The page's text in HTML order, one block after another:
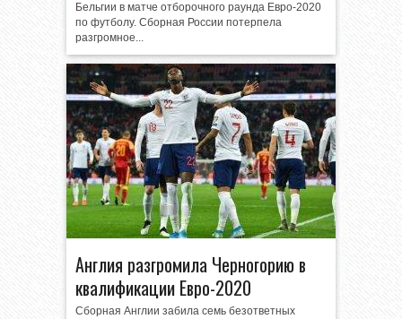
Бельгии в матче отборочного раунда Евро-2020
по футболу. Сборная России потерпела
разгромное...
Англия разгромила Черногорию в
квалификации Евро-2020
Сборная Англии забила семь безответных